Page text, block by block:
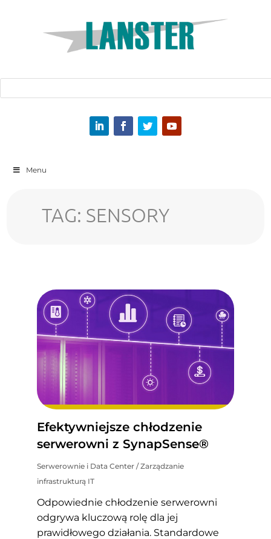
Menu
TAG: SENSORY
Efektywniejsze chłodzenie
serwerowni z SynapSense®
Serwerownie i Data Center/Zarządzanie
infrastrukturą IT
Odpowiednie chłodzenie serwerowni
odgrywa kluczową rolę dla jej
prawidłowego działania. Standardowe